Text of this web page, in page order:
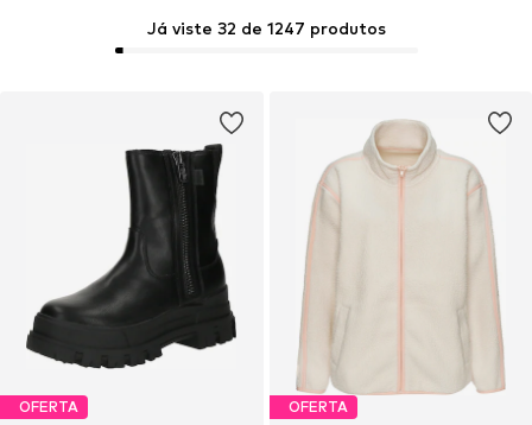
Já viste 32 de 1247 produtos
OFERTA OFERTA